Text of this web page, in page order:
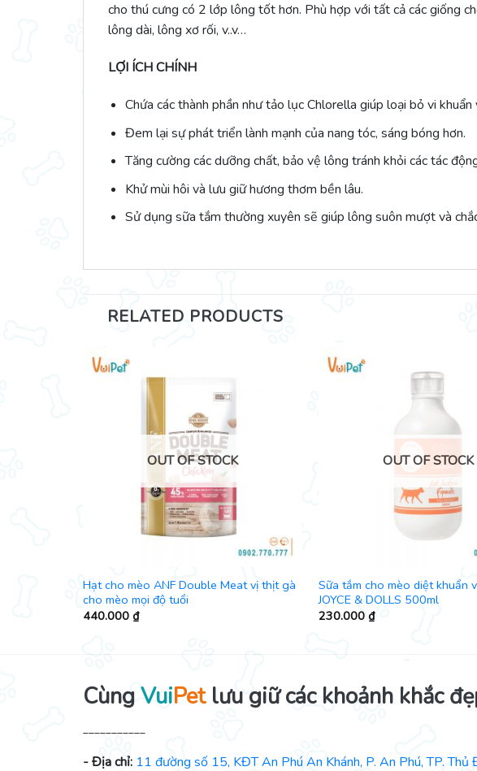
cho thú cưng có 2 lớp lông tốt hơn. Phù hợp với tất cả các giống
lông dài, lông xơ rối, v..v…
LỢI ÍCH CHÍNH
Chứa các thành phần như tảo lục Chlorella giúp loại bỏ vi
Đem lại sự phát triển lành mạnh của nang tóc, sáng bóng hơn.
Tăng cường các dưỡng chất, bảo vệ lông tránh khỏi các tác
Khử mùi hôi và lưu giữ hương thơm bền lâu.
Sử dụng sữa tắm thường xuyên sẽ giúp lông suôn mượt và
RELATED PRODUCTS
OUT OF STOCK
Hạt cho mèo ANF Double Meat vị thịt gà
cho mèo mọi độ tuổi
440.000 ₫
OUT OF STOCK
Sữa tắm cho mèo diệt khuẩn
JOYCE & DOLLS 500ml
230.000 ₫
CùngVuiPetlưu giữ các khoảnh khắc
___________
- Địa chỉ: 11 đường số 15, KĐT An Phú An Khánh, P. An Phú, TP. Thủ